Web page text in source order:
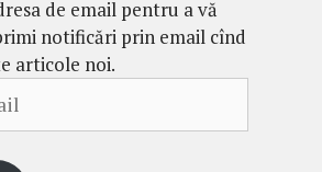
de email pentru a vă
notificări prin email cînd
articole noi.